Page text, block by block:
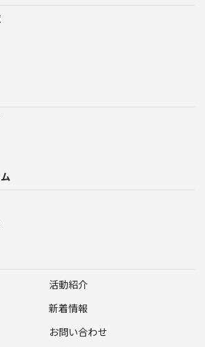
活動紹介
新着情報
お問い合わせ